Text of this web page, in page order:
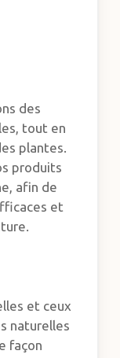
des
tout en
plantes.
produits
afin de
et
et ceux
naturelles
façon